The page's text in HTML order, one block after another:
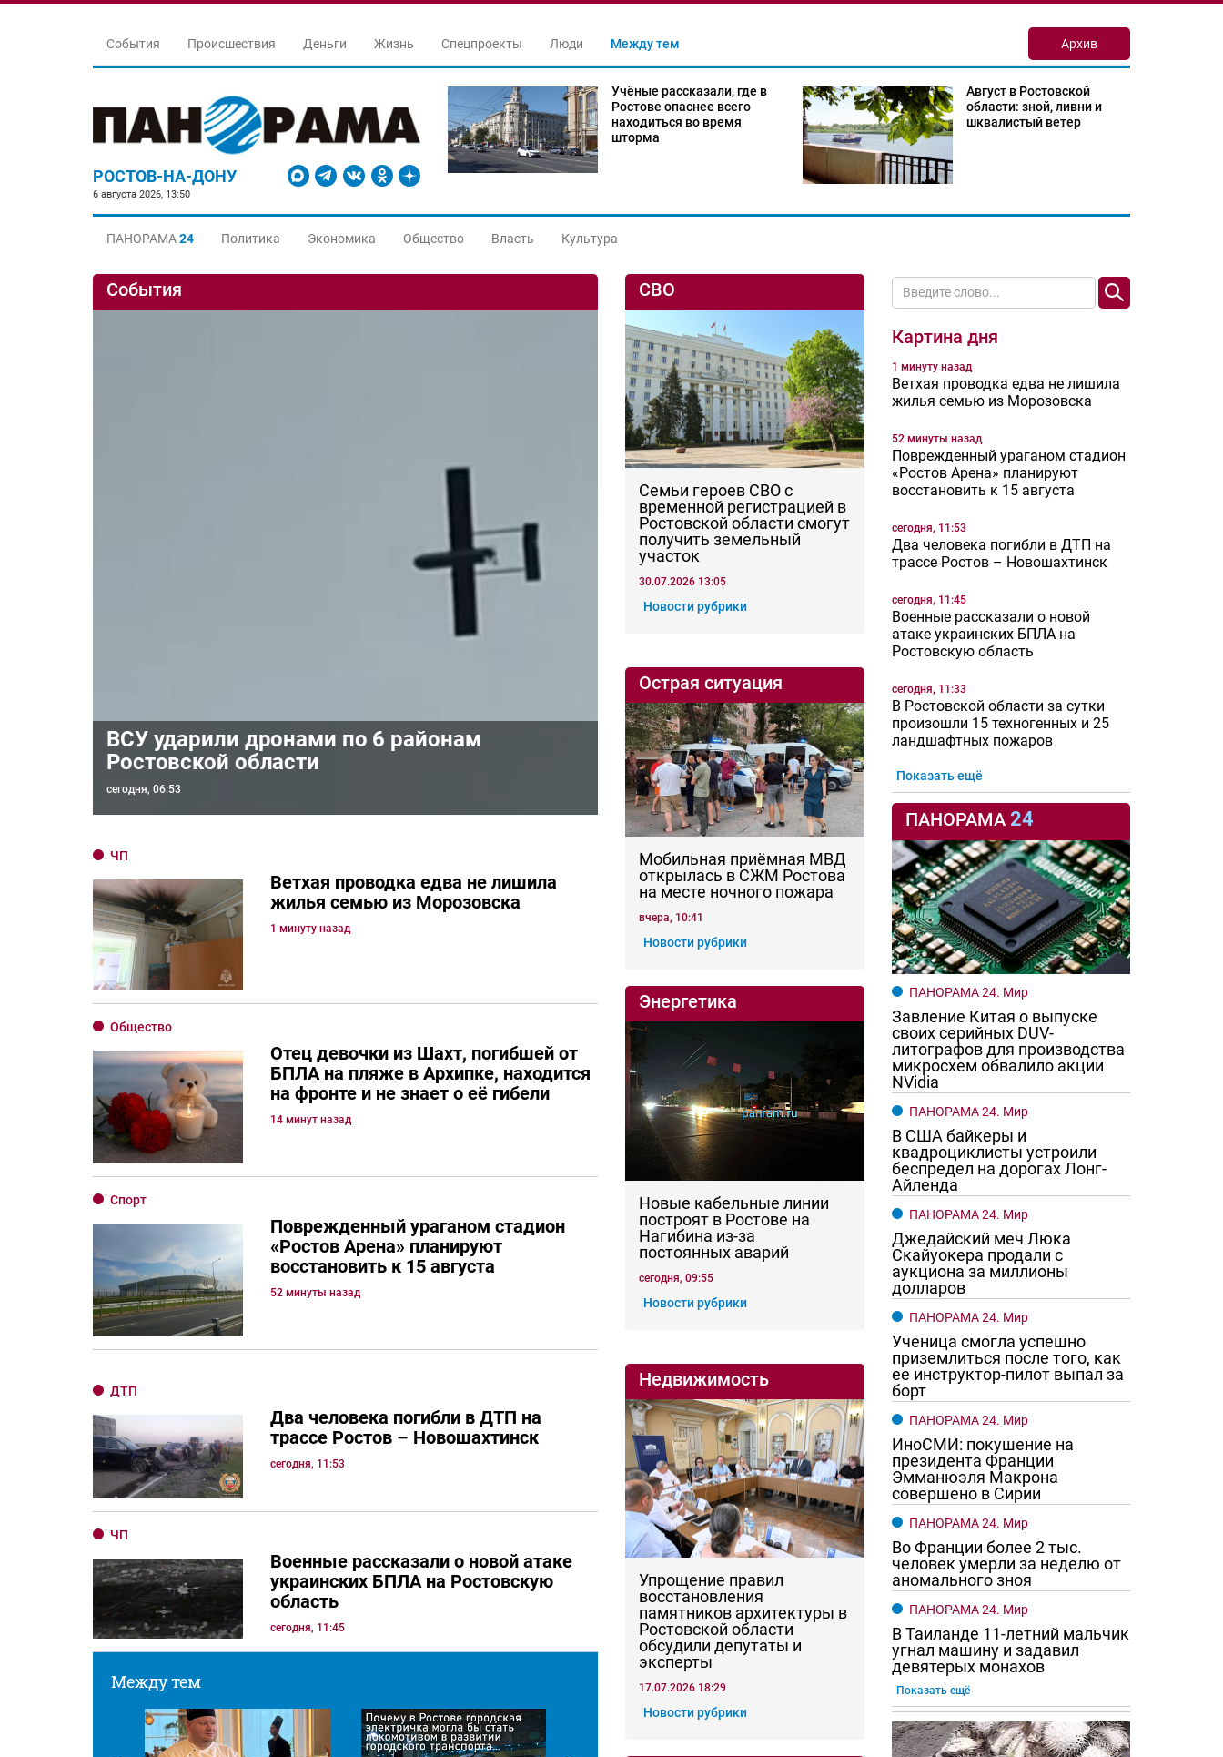
События Происшествия Деньги Жизнь Спецпроекты Люди Между тем Архив
РОСТОВ-НА-ДОНУ
6 августа 2026, 13:50
Учёные рассказали, где в
Ростове опаснее всего
находиться во время
шторма
Август в Ростовской
области: зной, ливни и
шквалистый ветер
ПАНОРАМА24 Политика Экономика Общество Власть Культура
События
ВСУ ударили дронами по 6 районам
Ростовской области
сегодня, 06:53
ЧП
Ветхая проводка едва не лишила
жилья семью из Морозовска
1 минуту назад
Общество
Отец девочки из Шахт, погибшей от
БПЛА на пляже в Архипке, находится
на фронте и не знает о её гибели
14 минут назад
Спорт
Поврежденный ураганом стадион
«Ростов Арена» планируют
восстановить к 15 августа
52 минуты назад
ДТП
Два человека погибли в ДТП на
трассе Ростов – Новошахтинск
сегодня, 11:53
ЧП
Военные рассказали о новой атаке
украинских БПЛА на Ростовскую
область
сегодня, 11:45
Между тем
СВО
Семьи героев СВО с
временной регистрацией в
Ростовской области смогут
получить земельный
участок
30.07.2026 13:05
Новости рубрики
Острая ситуация
Мобильная приёмная МВД
открылась в СЖМ Ростова
на месте ночного пожара
вчера, 10:41
Новости рубрики
Энергетика
Новые кабельные линии
построят в Ростове на
Нагибина из-за
постоянных аварий
сегодня, 09:55
Новости рубрики
Недвижимость
Упрощение правил
восстановления
памятников архитектуры в
Ростовской области
обсудили депутаты и
эксперты
17.07.2026 18:29
Новости рубрики
Картина дня
1 минуту назад
Ветхая проводка едва не лишила
жилья семью из Морозовска
52 минуты назад
Поврежденный ураганом стадион
«Ростов Арена» планируют
восстановить к 15 августа
сегодня, 11:53
Два человека погибли в ДТП на
трассе Ростов – Новошахтинск
сегодня, 11:45
Военные рассказали о новой
атаке украинских БПЛА на
Ростовскую область
сегодня, 11:33
В Ростовской области за сутки
произошли 15 техногенных и 25
ландшафтных пожаров
Показать ещё
ПАНОРАМА 24
ПАНОРАМА 24. Мир
Завление Китая о выпуске
своих серийных DUV-
литографов для производства
микросхем обвалило акции
NVidia
ПАНОРАМА 24. Мир
В США байкеры и
квадроциклисты устроили
беспредел на дорогах Лонг-
Айленда
ПАНОРАМА 24. Мир
Джедайский меч Люка
Скайуокера продали с
аукциона за миллионы
долларов
ПАНОРАМА 24. Мир
Ученица смогла успешно
приземлиться после того, как
ее инструктор-пилот выпал за
борт
ПАНОРАМА 24. Мир
ИноСМИ: покушение на
президента Франции
Эмманюэля Макрона
совершено в Сирии
ПАНОРАМА 24. Мир
Во Франции более 2 тыс.
человек умерли за неделю от
аномального зноя
ПАНОРАМА 24. Мир
В Таиланде 11-летний мальчик
угнал машину и задавил
девятерых монахов
Показать ещё